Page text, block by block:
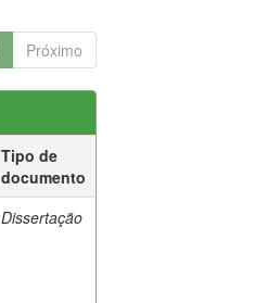
Próximo
Tipo de
documento
Dissertação